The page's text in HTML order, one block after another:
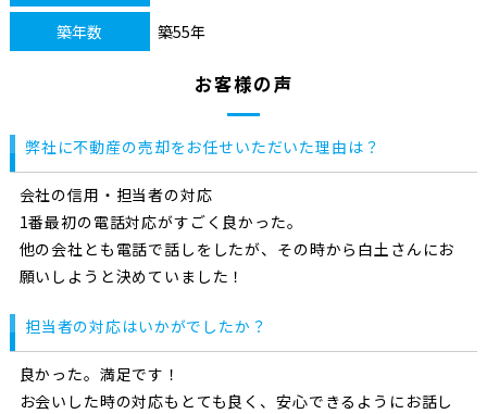
築年数 築55年
お客様の声
弊社に不動産の売却をお任せいただいた理由は？
会社の信用・担当者の対応
1番最初の電話対応がすごく良かった。
他の会社とも電話で話しをしたが、その時から白土さんにお
願いしようと決めていました！
担当者の対応はいかがでしたか？
良かった。満足です！
お会いした時の対応もとても良く、安心できるようにお話し